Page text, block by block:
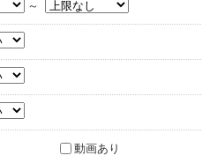
～
動画あり